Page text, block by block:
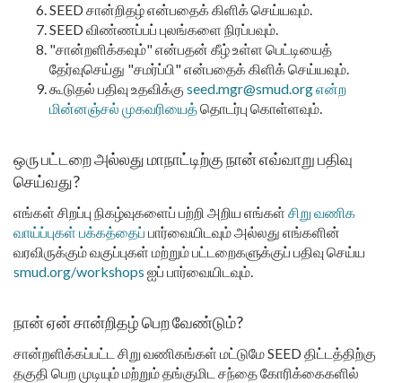
SEED சான்றிதழ் என்பதைக் கிளிக் செய்யவும்.
SEED விண்ணப்பப் புலங்களை நிரப்பவும்.
"சான்றளிக்கவும்" என்பதன் கீழ் உள்ள பெட்டியைத்
தேர்வுசெய்து "சமர்ப்பி" என்பதைக் கிளிக் செய்யவும்.
கூடுதல் பதிவு உதவிக்கு seed.mgr@smud.org என்ற
மின்னஞ்சல் முகவரியைத்தொடர்பு கொள்ளவும்.
ஒரு பட்டறை அல்லது மாநாட்டிற்கு நான் எவ்வாறு பதிவு
செய்வது?
எங்கள் சிறப்பு நிகழ்வுகளைப் பற்றி அறிய எங்கள் சிறு வணிக
வாய்ப்புகள் பக்கத்தைப் பார்வையிடவும் அல்லது எங்களின்
வரவிருக்கும் வகுப்புகள் மற்றும் பட்டறைகளுக்குப் பதிவு செய்ய
smud.org/workshops ஐப் பார்வையிடவும்.
நான் ஏன் சான்றிதழ் பெற வேண்டும்?
சான்றளிக்கப்பட்ட சிறு வணிகங்கள் மட்டுமே SEED திட்டத்திற்கு
தகுதி பெற முடியும் மற்றும் தங்குமிட சந்தை கோரிக்கைகளில்